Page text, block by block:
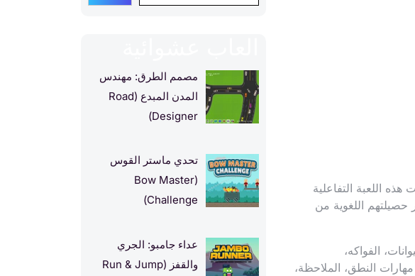
والشغف مع لعبة “كلماتي الـ 100 الأولى”! صُممت هذه اللعبة التفاعلية
اللغوية من
الفواكه،
مهارات النطق، الملاحظة،
مصمم الطرق: مهندس
المدن المبدع (Road
Designer)
تحدي ماستر القوس
(Bow Master
Challenge)
عداء جامبو: الجري
والقفز (Run & Jump